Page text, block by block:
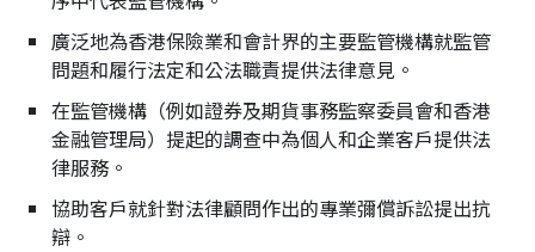
廣泛地為香港保險業和會計界的主要監管機構就監管
問題和履行法定和公法職責提供法律意見。
在監管機構（例如證券及期貨事務監察委員會和香港
金融管理局）提起的調查中為個人和企業客戶提供法
律服務。
協助客戶就針對法律顧問作出的專業彌償訴訟提出抗
辯。